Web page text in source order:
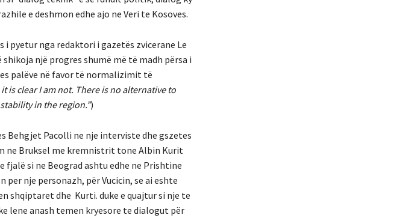
e deshmon edhe ajo ne Veri te Kosoves.
i pyetur nga redaktori i gazetës zvicerane Le
një progres shumë më të madh përsa i
palëve në favor të normalizimit të
is clear I am not. There is no alternative to
in the region.”)
Behgjet Pacolli ne nje interviste dhe gszetes
ne Bruksel me kremnistrit tone Albin Kurit
fjalë si ne Beograd ashtu edhe ne Prishtine
nje personazh, për Vucicin, se ai eshte
shqiptaret dhe Kurti. duke e quajtur si nje te
lene anash temen kryesore te dialogut për